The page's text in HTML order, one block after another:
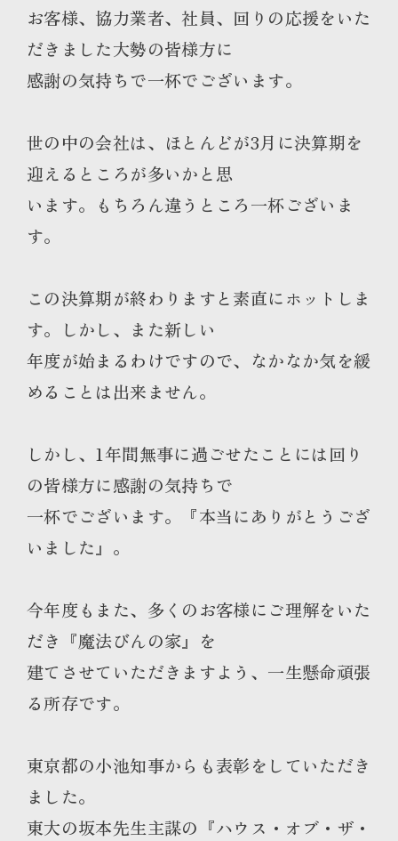
お客様、協力業者、社員、回りの応援をいた
だきました大勢の皆様方に
感謝の気持ちで一杯でございます。
世の中の会社は、ほとんどが3月に決算期を
迎えるところが多いかと思
います。もちろん違うところ一杯ございま
す。
この決算期が終わりますと素直にホットしま
す。しかし、また新しい
年度が始まるわけですので、なかなか気を緩
めることは出来ません。
しかし、1年間無事に過ごせたことには回り
の皆様方に感謝の気持ちで
一杯でございます。『本当にありがとうござ
いました』。
今年度もまた、多くのお客様にご理解をいた
だき『魔法びんの家』を
建てさせていただきますよう、一生懸命頑張
る所存です。
東京都の小池知事からも表彰をしていただき
ました。
東大の坂本先生主謀の『ハウス・オブ・ザ・